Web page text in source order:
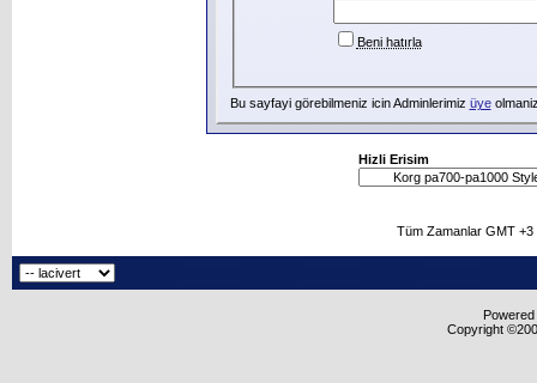
Beni hatırla
Bu sayfayi görebilmeniz icin Adminlerimiz üye
Hizli Erisim
Tüm Zamanlar GMT
Copyright